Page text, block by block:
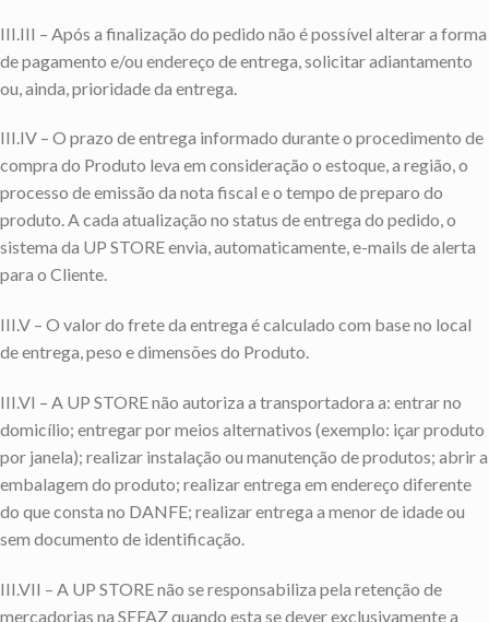
III.III – Após a finalização do pedido não é possível alterar a forma
de pagamento e/ou endereço de entrega, solicitar adiantamento
ou, ainda, prioridade da entrega.
III.IV – O prazo de entrega informado durante o procedimento de
compra do Produto leva em consideração o estoque, a região, o
processo de emissão da nota fiscal e o tempo de preparo do
produto. A cada atualização no status de entrega do pedido, o
sistema da UP STORE envia, automaticamente, e-mails de alerta
para o Cliente.
III.V – O valor do frete da entrega é calculado com base no local
de entrega, peso e dimensões do Produto.
III.VI – A UP STORE não autoriza a transportadora a: entrar no
domicílio; entregar por meios alternativos (exemplo: içar produto
por janela); realizar instalação ou manutenção de produtos; abrir a
embalagem do produto; realizar entrega em endereço diferente
do que consta no DANFE; realizar entrega a menor de idade ou
sem documento de identificação.
III.VII – A UP STORE não se responsabiliza pela retenção de
mercadorias na SEFAZ quando esta se dever exclusivamente a